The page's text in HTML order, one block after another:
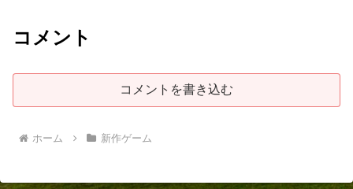
コメント
コメントを書き込む
ホーム 新作ゲーム